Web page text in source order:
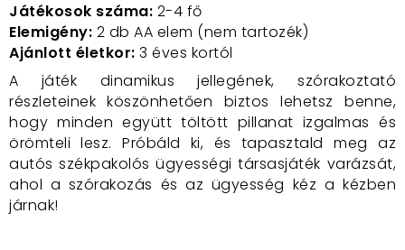
Játékosok száma: 2-4 fő
Elemigény: 2 db AA elem (nem tartozék)
Ajánlott életkor: 3 éves kortól
A játék dinamikus jellegének, szórakoztató
részleteinek köszönhetően biztos lehetsz benne,
hogy minden együtt töltött pillanat izgalmas és
örömteli lesz. Próbáld ki, és tapasztald meg az
autós székpakolós ügyességi társasjáték varázsát,
ahol a szórakozás és az ügyesség kéz a kézben
járnak!